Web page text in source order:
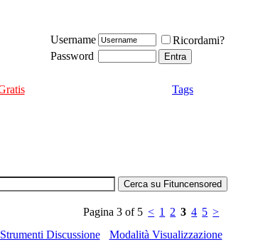
Username
Ricordami?
Password
Tags
Pagina 3 of 5 < 1 2 3 4 5 >
Strumenti Discussione
Modalità Visualizzazione